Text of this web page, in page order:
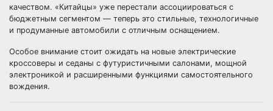
качеством. «Китайцы» уже перестали ассоциироваться с
бюджетным сегментом — теперь это стильные, технологичные
и продуманные автомобили с отличным оснащением.
Особое внимание стоит ожидать на новые электрические
кроссоверы и седаны с футуристичными салонами, мощной
электроникой и расширенными функциями самостоятельного
вождения.